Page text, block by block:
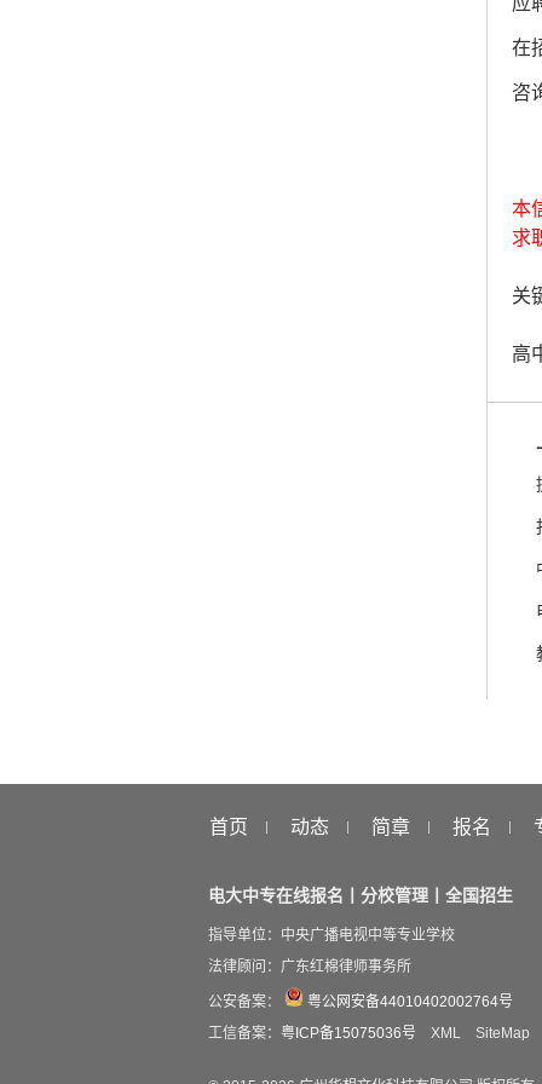
在
咨
本
求
关
高
首页 动态 简章 报名
电大中专在线报名丨分校管理丨全国招生
指导单位：中央广播电视中等专业学校
法律顾问：广东红棉律师事务所
公安备案：
粤公网安备44010402002764号
工信备案： 粤ICP备15075036号 XML SiteMap